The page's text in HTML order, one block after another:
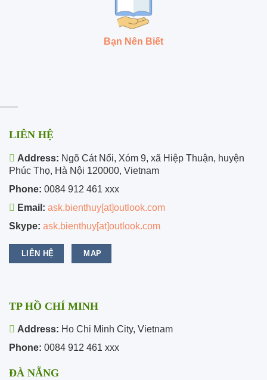
Bạn Nên Biết
LIÊN HỆ
Address: Ngõ Cát Nổi, Xóm 9, xã Hiệp Thuận, huyện
Phúc Thọ, Hà Nội 120000, Vietnam
Phone: 0084 912 461 xxx
Email: ask.bienthuy[at]outlook.com
Skype: ask.bienthuy[at]outlook.com
LIÊN HỆ MAP
TP HỒ CHÍ MINH
Address: Ho Chi Minh City, Vietnam
Phone: 0084 912 461 xxx
ĐÀ NẴNG